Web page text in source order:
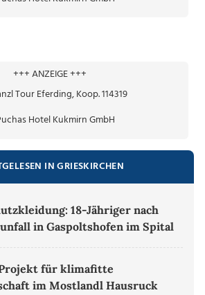
+++ ANZEIGE +++
IN GRIESKIRCHEN
18-Jähriger nach
in Gaspoltshofen im Spital
für klimafitte
im Mostlandl Hausruck